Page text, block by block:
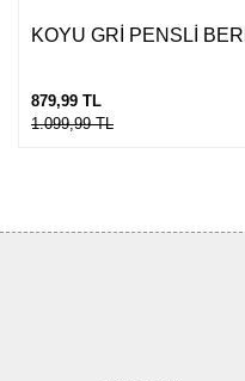
KOYU GRİ PENSLİ
879,99 TL
1.099,99 TL